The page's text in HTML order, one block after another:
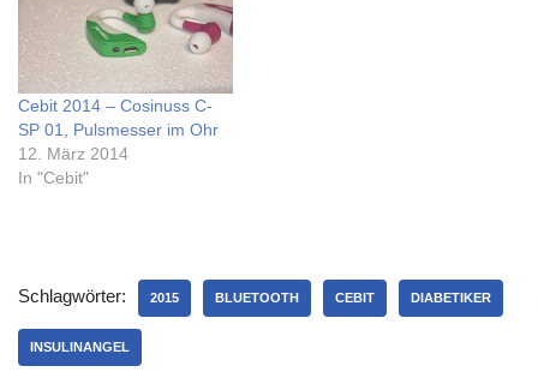
Cebit 2014 – Cosinuss C-
SP 01, Pulsmesser im Ohr
12. März 2014
In "Cebit"
Schlagwörter: 2015 BLUETOOTH CEBIT DIABETIKER
INSULINANGEL